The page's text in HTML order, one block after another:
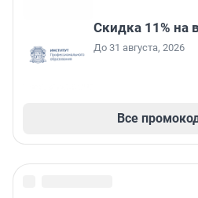
Скидка 11% на
До 31 августа, 2026
Все